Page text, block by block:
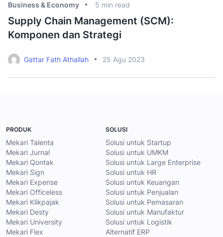
Business & Economy 5 min read
Supply Chain Management (SCM):
Komponen dan Strategi
Gattar Fath Athallah 25 Agu 2023
PRODUK
Mekari Talenta
Mekari Jurnal
Mekari Qontak
Mekari Sign
Mekari Expense
Mekari Officeless
Mekari Klikpajak
Mekari Desty
Mekari University
Mekari Flex
SOLUSI
Solusi untuk Startup
Solusi untuk UMKM
Solusi untuk Large Enterprise
Solusi untuk HR
Solusi untuk Keuangan
Solusi untuk Penjualan
Solusi untuk Pemasaran
Solusi untuk Manufaktur
Solusi untuk Logistik
Alternatif ERP